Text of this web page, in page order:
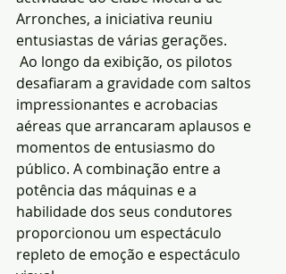
Arronches, a iniciativa reuniu
entusiastas de várias gerações.
Ao longo da exibição, os pilotos
desafiaram a gravidade com saltos
impressionantes e acrobacias
aéreas que arrancaram aplausos e
momentos de entusiasmo do
público. A combinação entre a
potência das máquinas e a
habilidade dos seus condutores
proporcionou um espectáculo
repleto de emoção e espectáculo